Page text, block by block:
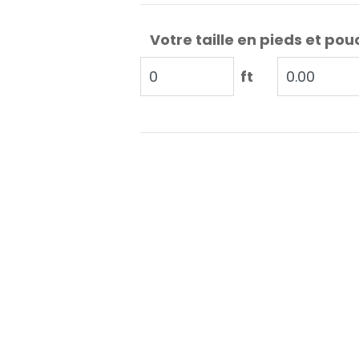
Votre taille en pieds et
ft